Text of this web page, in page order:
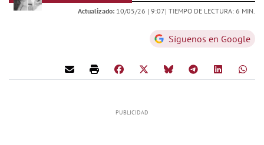
Actualizado: 10/05/26 | 9:07| TIEMPO DE LECTURA: 6 MIN.
Síguenos en Google